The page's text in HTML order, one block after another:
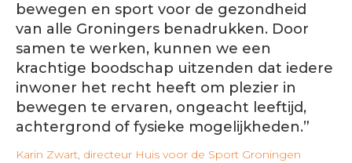
bewegen en sport voor de gezondheid
van alle Groningers benadrukken. Door
samen te werken, kunnen we een
krachtige boodschap uitzenden dat iedere
inwoner het recht heeft om plezier in
bewegen te ervaren, ongeacht leeftijd,
achtergrond of fysieke mogelijkheden.”
Karin Zwart, directeur Huis voor de Sport Groningen